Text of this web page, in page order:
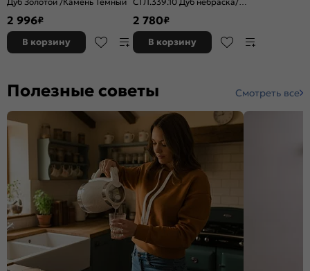
2 996₽
В корзину
2 780₽
В корзину
Полезные советы Смотреть все